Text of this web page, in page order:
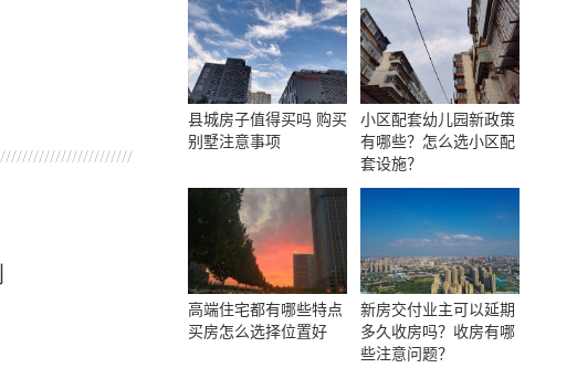
县城房子值得买吗 购买
别墅注意事项
小区配套幼儿园新政策
有哪些？怎么选小区配
套设施？
高端住宅都有哪些特点
买房怎么选择位置好
新房交付业主可以延期
多久收房吗？收房有哪
些注意问题？